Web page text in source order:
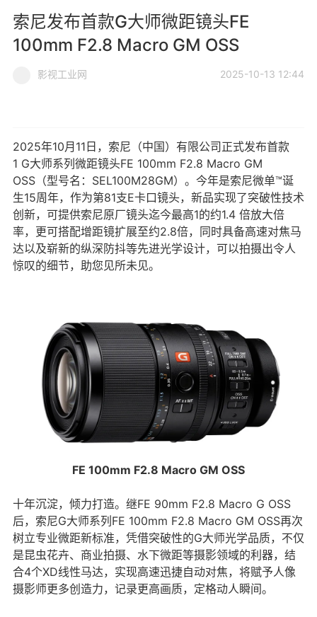
索尼发布首款G大师微距镜头FE
100mm F2.8 Macro GM OSS
影视工业网 2025-10-13 12:44
2025年10月11日，索尼（中国）有限公司正式发布首款
1 G大师系列微距镜头FE 100mm F2.8 Macro GM
OSS（型号名：SEL100M28GM）。今年是索尼微单™诞
生15周年，作为第81支E卡口镜头，新品实现了突破性技术
创新，可提供索尼原厂镜头迄今最高1的约1.4 倍放大倍
率，更可搭配增距镜扩展至约2.8倍，同时具备高速对焦马
达以及崭新的纵深防抖等先进光学设计，可以拍摄出令人
惊叹的细节，助您见所未见。
FE 100mm F2.8 Macro GM OSS
十年沉淀，倾力打造。继FE 90mm F2.8 Macro G OSS
后，索尼G大师系列FE 100mm F2.8 Macro GM OSS再次
树立专业微距新标准，凭借突破性的G大师光学品质，不仅
是昆虫花卉、商业拍摄、水下微距等摄影领域的利器，结
合4个XD线性马达，实现高速迅捷自动对焦，将赋予人像
摄影师更多创造力，记录更高画质，定格动人瞬间。